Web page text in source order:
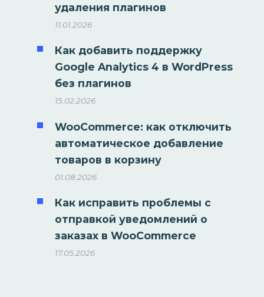
удаления плагинов
11.01.2026
Как добавить поддержку
Google Analytics 4 в WordPress
без плагинов
15.02.2026
WooCommerce: как отключить
автоматическое добавление
товаров в корзину
01.08.2026
Как исправить проблемы с
отправкой уведомлений о
заказах в WooCommerce
17.05.2026